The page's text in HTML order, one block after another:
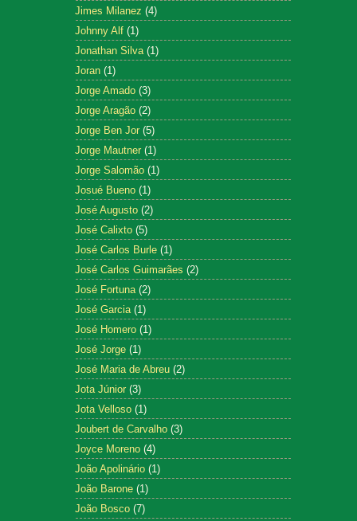
Jimes Milanez (4)
Johnny Alf (1)
Jonathan Silva (1)
Joran (1)
Jorge Amado (3)
Jorge Aragão (2)
Jorge Ben Jor (5)
Jorge Mautner (1)
Jorge Salomão (1)
Josué Bueno (1)
José Augusto (2)
José Calixto (5)
José Carlos Burle (1)
José Carlos Guimarães (2)
José Fortuna (2)
José Garcia (1)
José Homero (1)
José Jorge (1)
José Maria de Abreu (2)
Jota Júnior (3)
Jota Velloso (1)
Joubert de Carvalho (3)
Joyce Moreno (4)
João Apolinário (1)
João Barone (1)
João Bosco (7)